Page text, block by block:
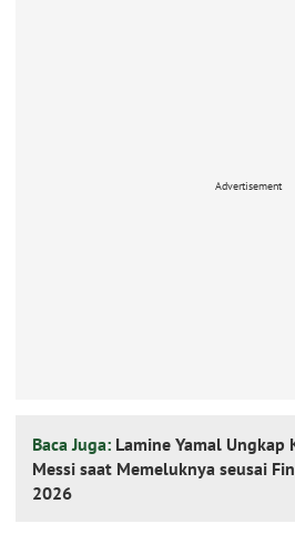
Advertisement
Baca Juga: Lamine Yamal
Messi saat Memeluknya seusai
2026